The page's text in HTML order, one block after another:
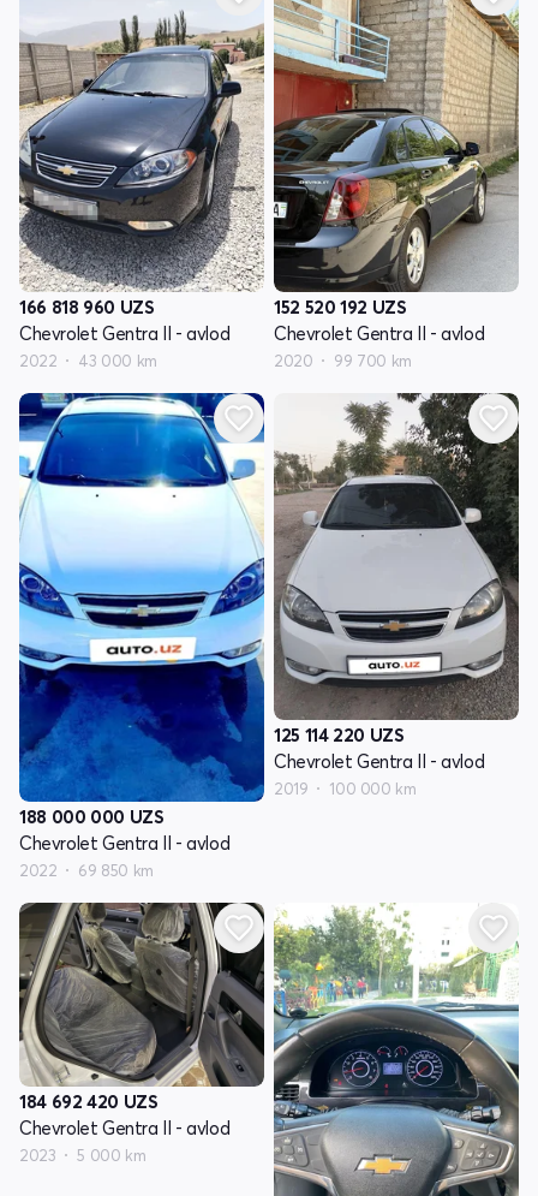
166 818 960 UZS
Chevrolet Gentra II - avlod
2022 43 000 km
152 520 192 UZS
Chevrolet Gentra II - avlod
2020 99 700 km
188 000 000 UZS
Chevrolet Gentra II - avlod
2022 69 850 km
125 114 220 UZS
Chevrolet Gentra II - avlod
2019 100 000 km
184 692 420 UZS
Chevrolet Gentra II - avlod
2023 5 000 km